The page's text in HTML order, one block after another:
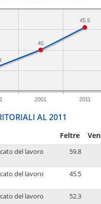
2001 2011
45.5
40
AL 2011
Feltre
del lavoro
59.8
del lavoro
45.5
del lavoro 52.3